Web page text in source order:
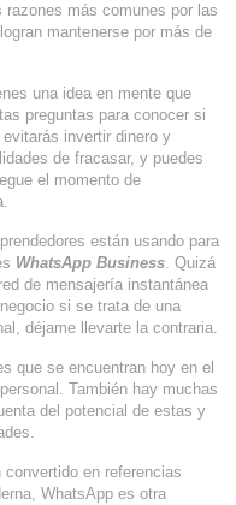
más comunes por las
mantenerse por más de
una idea en mente que
preguntas para conocer si
invertir dinero y
de fracasar, y puedes
el momento de
están usando para
WhatsApp Business. Quizá
de mensajería instantánea
si se trata de una
déjame llevarte la contraria.
que se encuentran hoy en el
También hay muchas
del potencial de estas y
en referencias
WhatsApp es otra